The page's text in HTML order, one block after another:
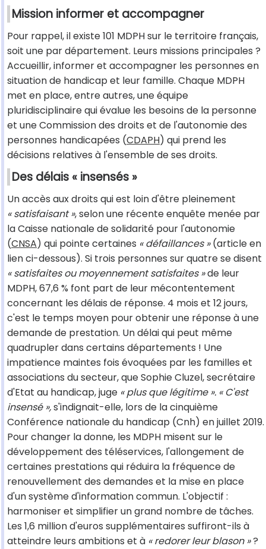
Mission informer et accompagner
Pour rappel, il existe 101 MDPH sur le territoire français,
soit une par département. Leurs missions principales ?
Accueillir, informer et accompagner les personnes en
situation de handicap et leur famille. Chaque MDPH
met en place, entre autres, une équipe
pluridisciplinaire qui évalue les besoins de la personne
et une Commission des droits et de l'autonomie des
personnes handicapées (CDAPH) qui prend les
décisions relatives à l'ensemble de ses droits.
Des délais « insensés »
Un accès aux droits qui est loin d'être pleinement
« satisfaisant », selon une récente enquête menée par
la Caisse nationale de solidarité pour l'autonomie
(CNSA) qui pointe certaines « défaillances »(article en
lien ci-dessous). Si trois personnes sur quatre se disent
« satisfaites ou moyennement satisfaites »de leur
MDPH, 67,6 % font part de leur mécontentement
concernant les délais de réponse. 4 mois et 12 jours,
c'est le temps moyen pour obtenir une réponse à une
demande de prestation. Un délai qui peut même
quadrupler dans certains départements ! Une
impatience maintes fois évoquées par les familles et
associations du secteur, que Sophie Cluzel, secrétaire
d'Etat au handicap, juge « plus que légitime ». « C'est
insensé »,s'indignait-elle, lors de la cinquième
Conférence nationale du handicap (Cnh) en juillet 2019.
Pour changer la donne, les MDPH misent sur le
développement des téléservices, l'allongement de
certaines prestations qui réduira la fréquence de
renouvellement des demandes et la mise en place
d'un système d'information commun. L'objectif :
harmoniser et simplifier un grand nombre de tâches.
Les 1,6 million d'euros supplémentaires suffiront-ils à
atteindre leurs ambitions et à « redorer leur blason »?